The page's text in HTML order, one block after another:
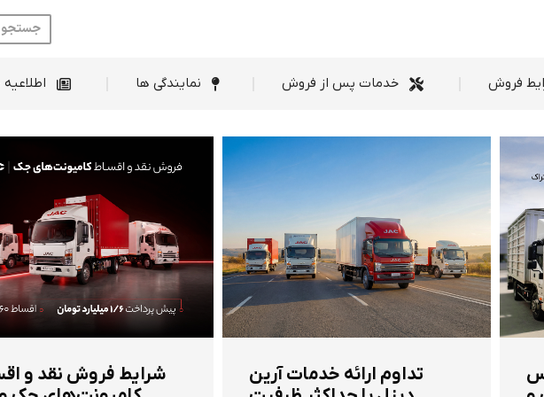
فروش خدمات پس از فروش نمایندگی ها
تداوم ارائه خدمات آرین
شرایط فروش نقد و